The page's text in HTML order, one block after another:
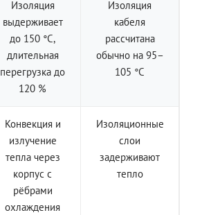
Изоляция
выдерживает
до 150 °C,
длительная
перегрузка до
120 %
Изоляция
кабеля
рассчитана
обычно на 95–
105 °C
Конвекция и
излучение
тепла через
корпус с
рёбрами
охлаждения
Изоляционные
слои
задерживают
тепло